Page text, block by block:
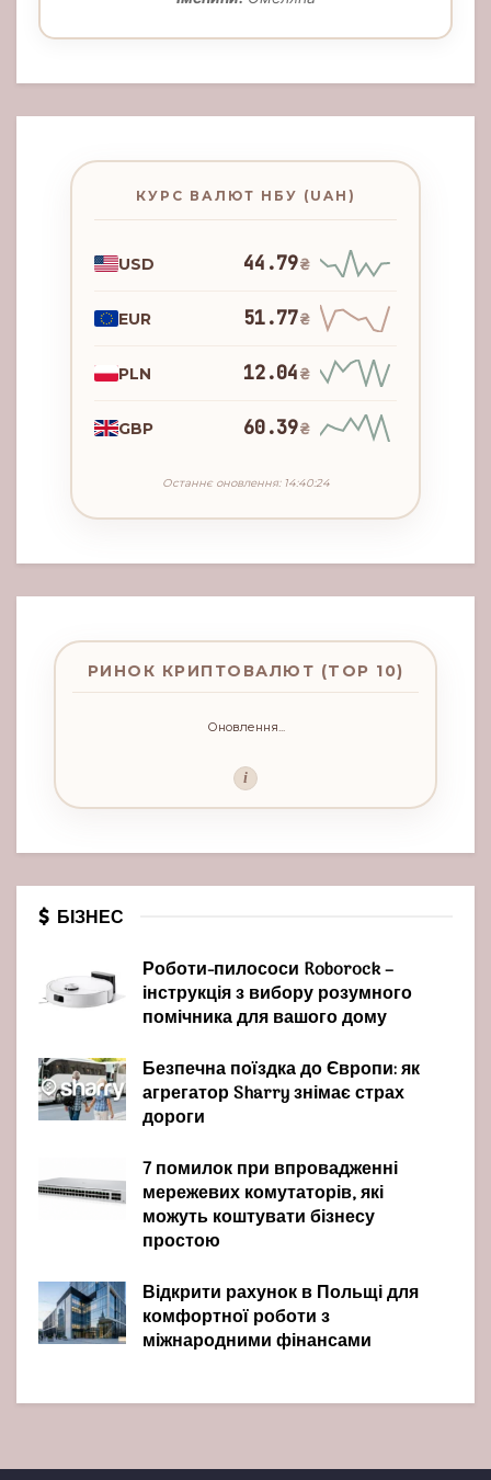
КУРС ВАЛЮТ НБУ (UAH)
USD 44.79₴
EUR 51.77₴
PLN 12.04₴
GBP 60.39₴
Останнє оновлення: 14:40:24
РИНОК КРИПТОВАЛЮТ (TOP 10)
Оновлення...
i
БІЗНЕС
Роботи-пилососи Roborock –
інструкція з вибору розумного
помічника для вашого дому
Безпечна поїздка до Європи: як
агрегатор Sharry знімає страх
дороги
7 помилок при впровадженні
мережевих комутаторів, які
можуть коштувати бізнесу
простою
Відкрити рахунок в Польщі для
комфортної роботи з
міжнародними фінансами